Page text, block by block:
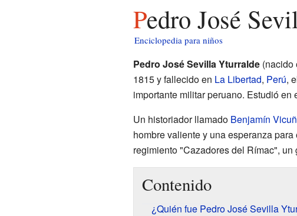
Pedro José
Enciclopedia para niños
Pedro José Sevilla Yturralde(nacido
1815 y fallecido en La Libertad, Perú,
importante militar peruano. Estudió en
Un historiador llamado Benjamín
hombre valiente y una esperanza para
regimiento "Cazadores del Rímac", un
Contenido
¿Quién fue Pedro José Sevilla